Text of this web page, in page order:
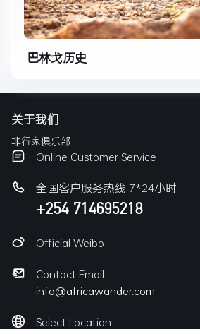
巴林戈历史
关于我们
非行家俱乐部
Online Customer Service
全国客户服务热线 7*24小时
+254 714695218
Official Weibo
Contact Email
info@africawander.com
Select Location